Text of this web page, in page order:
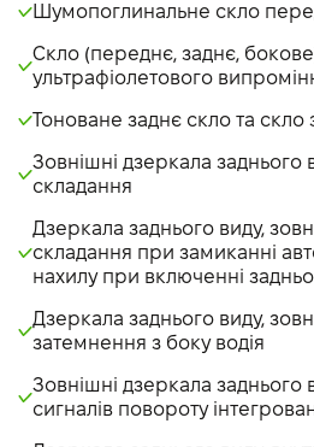
Шумопоглинальне скло
Скло (переднє, заднє, бокове)
ультрафіолетового
Тоноване заднє скло та скло
Зовнішні дзеркала заднього
складання
Дзеркала заднього виду,
складання при замиканні
нахилу при включенні
Дзеркала заднього виду,
затемнення з боку водія
Зовнішні дзеркала заднього
сигналів повороту